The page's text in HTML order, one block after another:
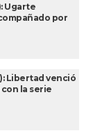
Ugarte
por
Libertad venció
con la serie